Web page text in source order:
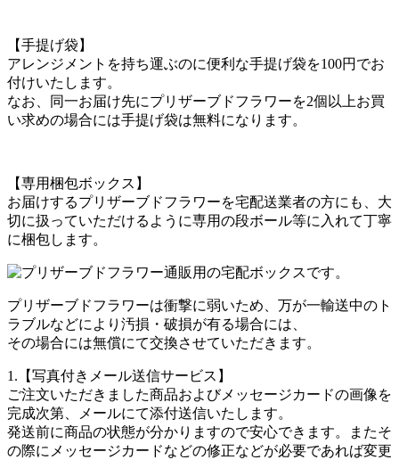
【手提げ袋】
アレンジメントを持ち運ぶのに便利な手提げ袋を100円でお
付けいたします。
なお、同一お届け先にプリザーブドフラワーを2個以上お買
い求めの場合には手提げ袋は無料になります。
【専用梱包ボックス】
お届けするプリザーブドフラワーを宅配送業者の方にも、大
切に扱っていただけるように専用の段ボール等に入れて丁寧
に梱包します。
プリザーブドフラワーは衝撃に弱いため、万が一輸送中のト
ラブルなどにより汚損・破損が有る場合には、
その場合には無償にて交換させていただきます。
1.【写真付きメール送信サービス】
ご注文いただきました商品およびメッセージカードの画像を
完成次第、メールにて添付送信いたします。
発送前に商品の状態が分かりますので安心できます。またそ
の際にメッセージカードなどの修正などが必要であれば変更